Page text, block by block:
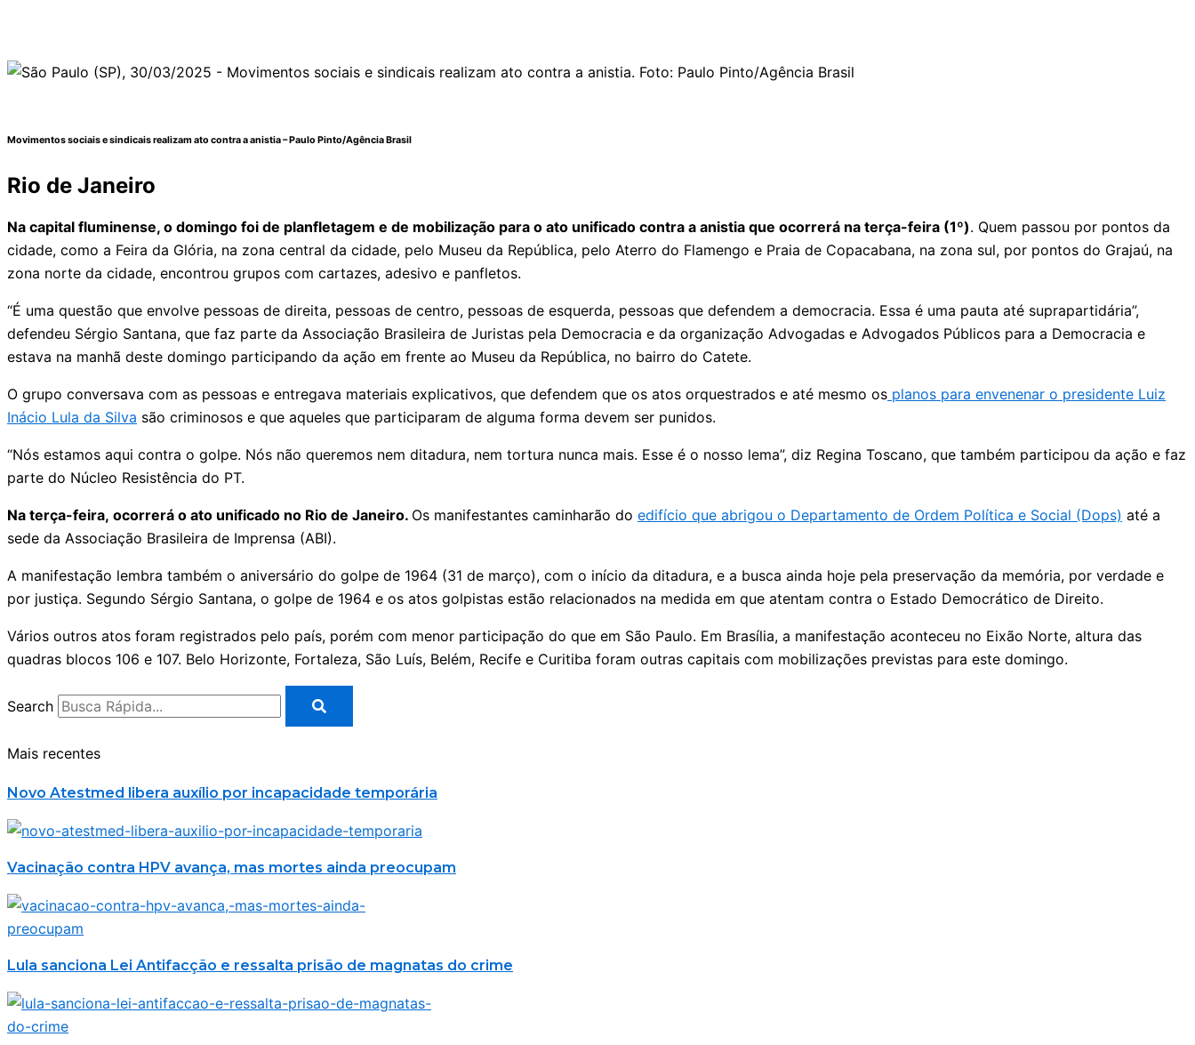
Movimentos sociais e sindicais realizam ato contra a anistia –Paulo Pinto/Agência Brasil
Rio de Janeiro
Na capital fluminense, o domingo foi de planfletagem e de mobilização para o ato unificado contra a anistia que ocorrerá na terça-feira (1º). Quem passou por pontos da
cidade, como a Feira da Glória, na zona central da cidade, pelo Museu da República, pelo Aterro do Flamengo e Praia de Copacabana, na zona sul, por pontos do Grajaú, na
zona norte da cidade, encontrou grupos com cartazes, adesivo e panfletos.
“É uma questão que envolve pessoas de direita, pessoas de centro, pessoas de esquerda, pessoas que defendem a democracia. Essa é uma pauta até suprapartidária”,
defendeu Sérgio Santana, que faz parte da Associação Brasileira de Juristas pela Democracia e da organização Advogadas e Advogados Públicos para a Democracia e
estava na manhã deste domingo participando da ação em frente ao Museu da República, no bairro do Catete.
O grupo conversava com as pessoas e entregava materiais explicativos, que defendem que os atos orquestrados e até mesmo os planos para envenenar o presidente Luiz
Inácio Lula da Silva são criminosos e que aqueles que participaram de alguma forma devem ser punidos.
“Nós estamos aqui contra o golpe. Nós não queremos nem ditadura, nem tortura nunca mais. Esse é o nosso lema”, diz Regina Toscano, que também participou da ação e faz
parte do Núcleo Resistência do PT.
Na terça-feira, ocorrerá o ato unificado no Rio de Janeiro. Os manifestantes caminharão do edifício que abrigou o Departamento de Ordem Política e Social (Dops) até a
sede da Associação Brasileira de Imprensa (ABI).
A manifestação lembra também o aniversário do golpe de 1964 (31 de março), com o início da ditadura, e a busca ainda hoje pela preservação da memória, por verdade e
por justiça. Segundo Sérgio Santana, o golpe de 1964 e os atos golpistas estão relacionados na medida em que atentam contra o Estado Democrático de Direito.
Vários outros atos foram registrados pelo país, porém com menor participação do que em São Paulo. Em Brasília, a manifestação aconteceu no Eixão Norte, altura das
quadras blocos 106 e 107. Belo Horizonte, Fortaleza, São Luís, Belém, Recife e Curitiba foram outras capitais com mobilizações previstas para este domingo.
Search
Mais recentes
Novo Atestmed libera auxílio por incapacidade temporária
Vacinação contra HPV avança, mas mortes ainda preocupam
Lula sanciona Lei Antifacção e ressalta prisão de magnatas do crime